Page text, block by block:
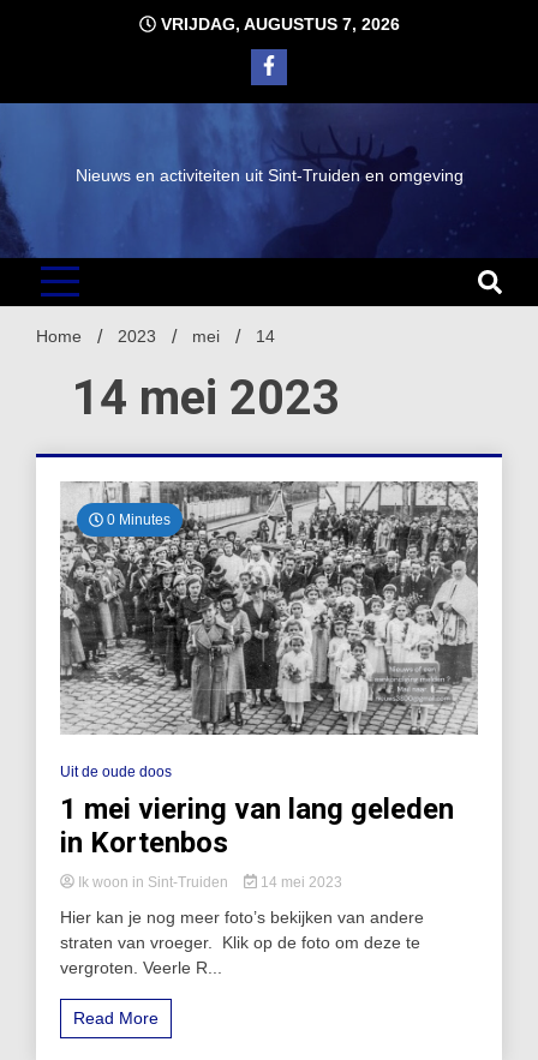
VRIJDAG, AUGUSTUS 7, 2026
Nieuws en activiteiten uit Sint-Truiden en omgeving
Home 2023 mei 14
14 mei 2023
0 Minutes
Uit de oude doos
1 mei viering van lang geleden
in Kortenbos
Ik woon in Sint-Truiden 14 mei 2023
Hier kan je nog meer foto’s bekijken van andere
straten van vroeger. Klik op de foto om deze te
vergroten. Veerle R...
Read More